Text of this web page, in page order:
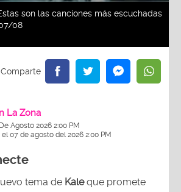
son las canciones más escuchadas
08
La Zona
Agosto 2026 2:00 PM
07 de agosto del 2026 2:00 PM
tema de Kaleque promete